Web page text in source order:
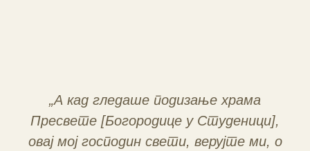
„А кад гледаше подизање храма
Пресвете [Богородице у Студеници],
овај мој господин свети, верујте ми, о